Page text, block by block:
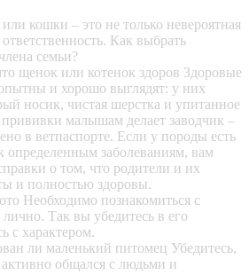
кошки – это не только невероятная
Как выбрать
семьи?
щенок или котенок здоров Здоровые
и хорошо выглядят: у них
носик, чистая шерстка и упитанное
малышам делает заводчик –
в ветпаспорте. Если у породы есть
определенным заболеваниям, вам
о том, что родители и их
и полностью здоровы.
Необходимо познакомиться с
Так вы убедитесь в его
с характером.
ли маленький питомец Убедитесь,
общался с людьми и